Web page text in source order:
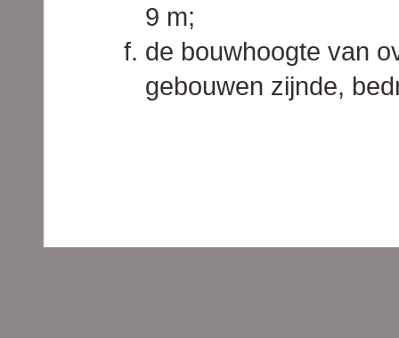
9 m;
de bouwhoogte van
gebouwen zijnde,